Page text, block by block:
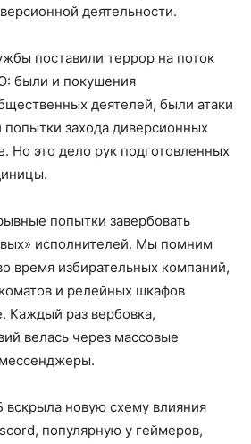
деятельности.
поставили террор на поток
были и покушения
деятелей, были атаки
захода диверсионных
Но это дело рук подготовленных
попытки завербовать
исполнителей. Мы помним
время избирательных компаний,
и релейных шкафов
Каждый раз вербовка,
велась через массовые
новую схему влияния
популярную у геймеров,